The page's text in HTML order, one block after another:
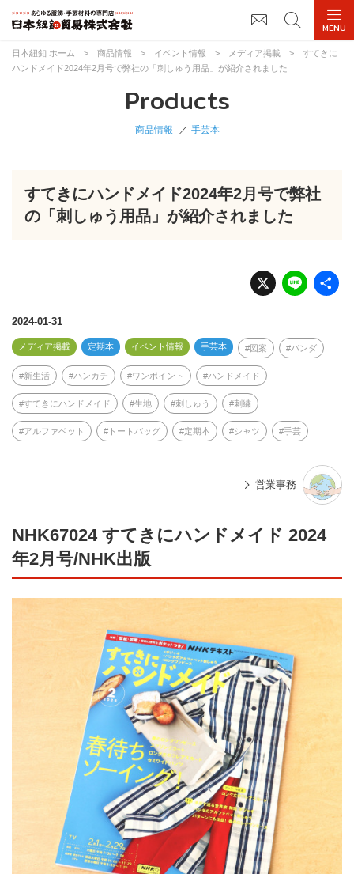
日本紐釦 ホーム > 商品情報 > イベント情報 > メディア掲載 >
すてきに
ハンドメイド2024年2月号で弊社の「刺しゅう用品」が紹介されました
Products
商品情報 手芸本
すてきにハンドメイド2024年2月号で弊社
の「刺しゅう用品」が紹介されました
X Li
n
2024-01-31
メディア掲載 定期本 イベント情報 手芸本 図案 パンダ
新生活 ハンカチ ワンポイント ハンドメイド
すてきにハンドメイド 生地 刺しゅう 刺繍
アルファベット トートバッグ 定期本 シャツ 手芸
営業事務
NHK67024 すてきにハンドメイド 2024
年2月号/NHK出版